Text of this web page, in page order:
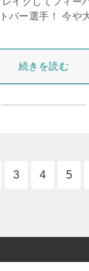
バー選手！ 今や
続きを読む
3 4 5